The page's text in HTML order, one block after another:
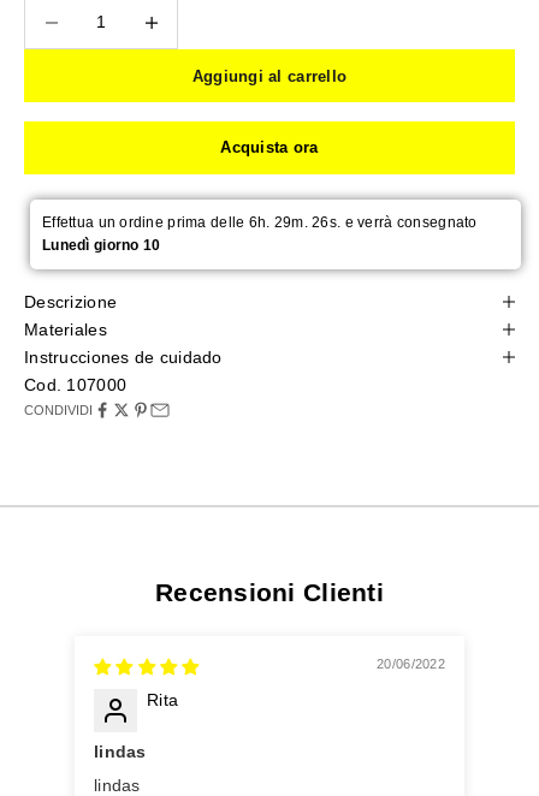
Aggiungi al carrello
Acquista ora
Effettua un ordine prima delle 6h. 29m. 25s. e verrà consegnato
Lunedì giorno 10
Descrizione
Materiales
Instrucciones de cuidado
Cod. 107000
CONDIVIDI
Recensioni Clienti
20/06/2022
Rita
lindas
lindas